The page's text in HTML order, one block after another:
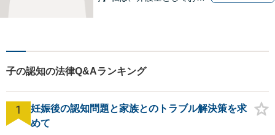
命だと考えています。 悩む前
に、ぜひ専門家である私にご
相談ください。
子の認知の法律Q&Aランキング
1
妊娠後の認知問題と家族とのトラブル解決策を求
めて